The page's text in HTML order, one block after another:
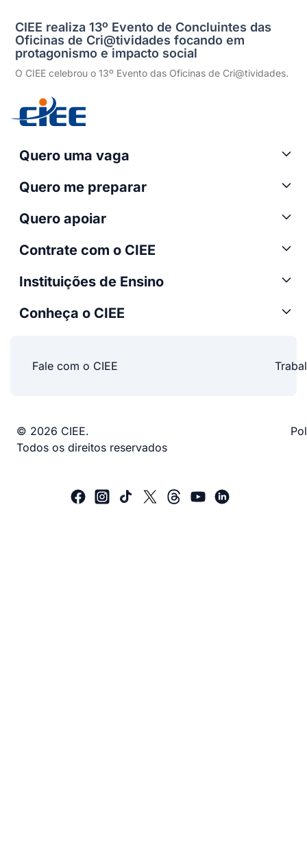
CIEE realiza 13º Evento de Concluintes das
Oficinas de Cri@tividades focando em
protagonismo e impacto social
O CIEE celebrou o 13º Evento das Oficinas de Cri@tividades.
Quero uma vaga
Quero me preparar
Quero apoiar
Contrate com o CIEE
Instituições de Ensino
Conheça o CIEE
Fale com o CIEE
© 2026 CIEE.
Todos os direitos reservados